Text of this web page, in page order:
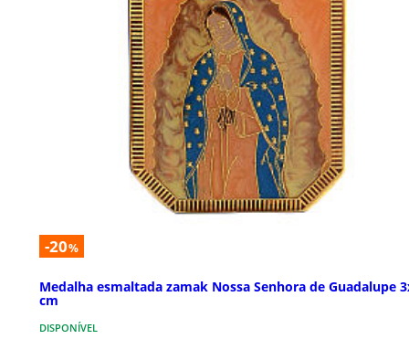
-20%
Medalha esmaltada zamak Nossa Senhora de Guadalupe
cm
DISPONÍVEL